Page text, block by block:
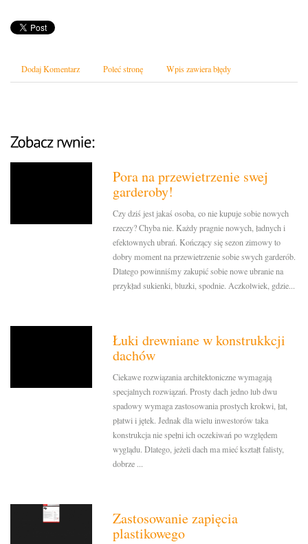
Dodaj Komentarz Poleć stronę Wpis zawiera błędy
Pora na przewietrzenie swej
garderoby!
Czy dziś jest jakaś osoba, co nie kupuje sobie nowych
rzeczy? Chyba nie. Każdy pragnie nowych, ładnych i
efektownych ubrań. Kończący się sezon zimowy to
dobry moment na przewietrzenie sobie swych garderób.
Dlatego powinniśmy zakupić sobie nowe ubranie na
przykład sukienki, bluzki, spodnie. Aczkolwiek, gdzie...
Łuki drewniane w konstrukkcji
dachów
Ciekawe rozwiązania architektoniczne wymagają
specjalnych rozwiązań. Prosty dach jedno lub dwu
spadowy wymaga zastosowania prostych krokwi, łat,
płatwi i jętek. Jednak dla wielu inwestorów taka
konstrukcja nie spełni ich oczekiwań po względem
wyglądu. Dlatego, jeżeli dach ma mieć kształt falisty,
dobrze ...
Zastosowanie zapięcia
plastikowego